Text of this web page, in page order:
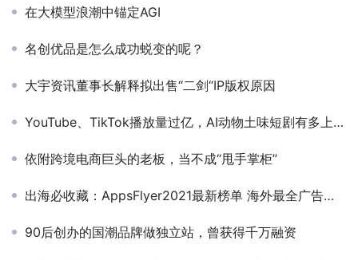
在大模型浪潮中锚定AGI
名创优品是怎么成功蜕变的呢？
大宇资讯董事长解释拟出售“二剑“IP版权原因
YouTube、TikTok播放量过亿，AI动物土味短剧有多上头？
依附跨境电商巨头的老板，当不成“甩手掌柜”
出海必收藏：AppsFlyer2021最新榜单 海外最全广告渠道汇总及分析
90后创办的国潮品牌做独立站，曾获得千万融资